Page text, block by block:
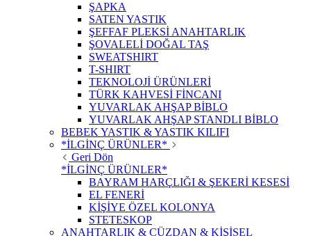
ŞAPKA
SATEN YASTIK
ŞEFFAF PLEKSİ ANAHTARLIK
ŞOVALELİ DOĞAL TAŞ
SWEATSHIRT
T-SHIRT
TEKNOLOJİ ÜRÜNLERİ
TÜRK KAHVESİ FİNCANI
YUVARLAK AHŞAP BİBLO
YUVARLAK AHŞAP STANDLI BİBLO
BEBEK YASTIK & YASTIK KILIFI
*İLGİNÇ ÜRÜNLER*
Geri Dön
*İLGİNÇ ÜRÜNLER*
BAYRAM HARÇLIĞI & ŞEKERİ KESESİ
EL FENERİ
KİŞİYE ÖZEL KOLONYA
STETESKOP
ANAHTARLIK & CÜZDAN & KİŞİSEL